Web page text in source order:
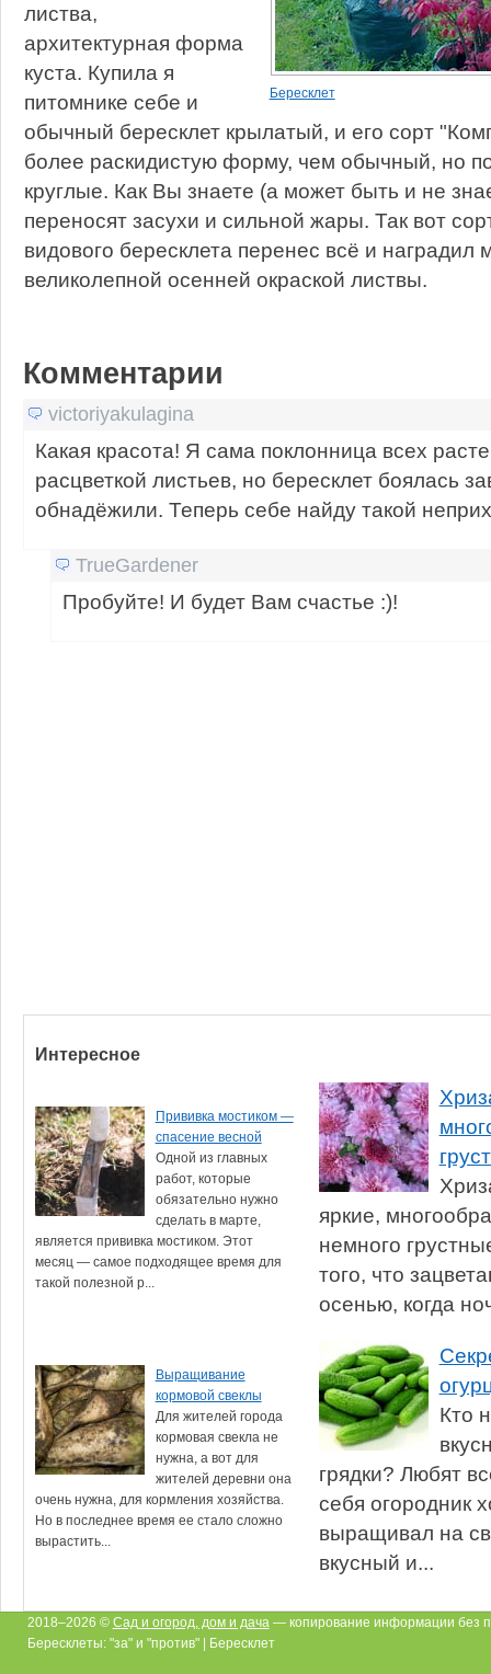
Бересклет
листва,
архитектурная форма
куста. Купила я
питомнике себе и
обычный бересклет крылатый, и его сорт
более раскидистую форму, чем обычный, но
круглые. Как Вы знаете (а может быть и не
переносят засухи и сильной жары. Так вот
видового бересклета перенес всё и наградил
великолепной осенней окраской листвы.
Комментарии
victoriyakulagina
Какая красота! Я сама поклонница всех
расцветкой листьев, но бересклет боялась
обнадёжили. Теперь себе найду такой
TrueGardener
Пробуйте! И будет Вам счастье :)!
Интересное
Прививка мостиком —
спасение весной
Одной из главных
работ, которые
обязательно нужно
сделать в марте,
является прививка мостиком. Этот
месяц — самое подходящее время для
такой полезной р...
яркие,
немного
того, что
осенью, когда
Выращивание
кормовой свеклы
Для жителей города
кормовая свекла не
нужна, а вот для
жителей деревни она
очень нужна, для кормления хозяйства.
Но в последнее время ее стало сложно
вырастить...
Кто
грядки? Любят
себя огородник
выращивал на
вкусный и...
2018–2026 © Сад и огород, дом и дача — копирование информации без
Бересклеты: "за" и "против" | Бересклет